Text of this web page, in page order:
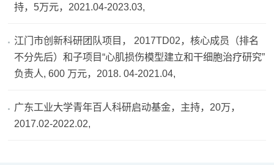
持，5万元，2021.04-2023.03,
江门市创新科研团队项目， 2017TD02，核心成员（排名
不分先后）和子项目“心肌损伤模型建立和干细胞治疗研究”
负责人, 600 万元，2018. 04-2021.04,
广东工业大学青年百人科研启动基金，主持，20万，
2017.02-2022.02,